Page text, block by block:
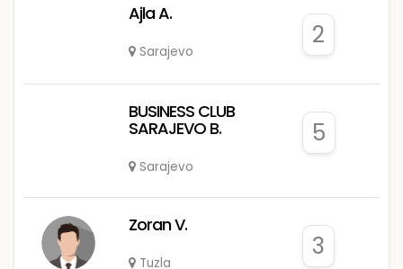
Ajla A.
Sarajevo
2
BUSINESS CLUB
SARAJEVO B.
Sarajevo
5
Zoran V.
Tuzla
3